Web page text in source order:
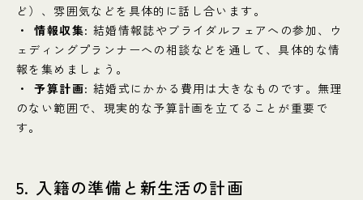
ど）、雰囲気などを具体的に話し合います。
情報収集: 結婚情報誌やブライダルフェアへの参加、ウ
ェディングプランナーへの相談などを通して、具体的な情
報を集めましょう。
予算計画: 結婚式にかかる費用は大きなものです。無理
のない範囲で、現実的な予算計画を立てることが重要で
す。
5. 入籍の準備と新生活の計画